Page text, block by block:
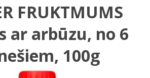
FRUKTMUMS
ar arbūzu, no 6
100g